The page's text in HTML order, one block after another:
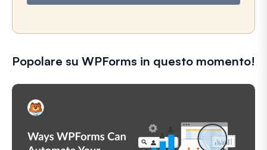
Popolare su WPForms in questo momento!